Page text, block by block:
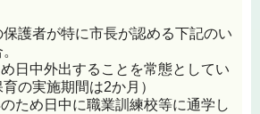
護者が特に市長が認める下記のい
日中外出することを常態としてい
の実施期間は2か月）
ため日中に職業訓練校等に通学し